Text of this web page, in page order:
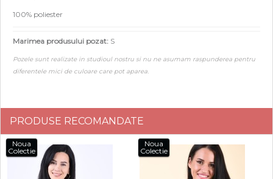
100% poliester
Marimea produsului pozat: S
Pozele sunt realizate in studioul nostru si nu ne asumam raspunderea pentru
diferentele mici de culoare care pot aparea.
PRODUSE RECOMANDATE
Noua
Colectie
Noua
Colectie